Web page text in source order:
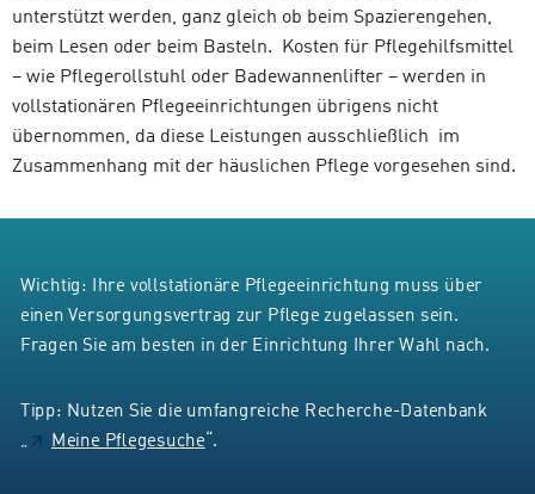
unterstützt werden, ganz gleich ob beim Spazierengehen,
beim Lesen oder beim Basteln. Kosten für Pflegehilfsmittel
– wie Pflegerollstuhl oder Badewannenlifter – werden in
vollstationären Pflegeeinrichtungen übrigens nicht
übernommen, da diese Leistungen ausschließlich im
Zusammenhang mit der häuslichen Pflege vorgesehen sind.
Wichtig: Ihre vollstationäre Pflegeeinrichtung muss über
einen Versorgungsvertrag zur Pflege zugelassen sein.
Fragen Sie am besten in der Einrichtung Ihrer Wahl nach.
Tipp: Nutzen Sie die umfangreiche Recherche-Datenbank
„
Meine Pflegesuche “.